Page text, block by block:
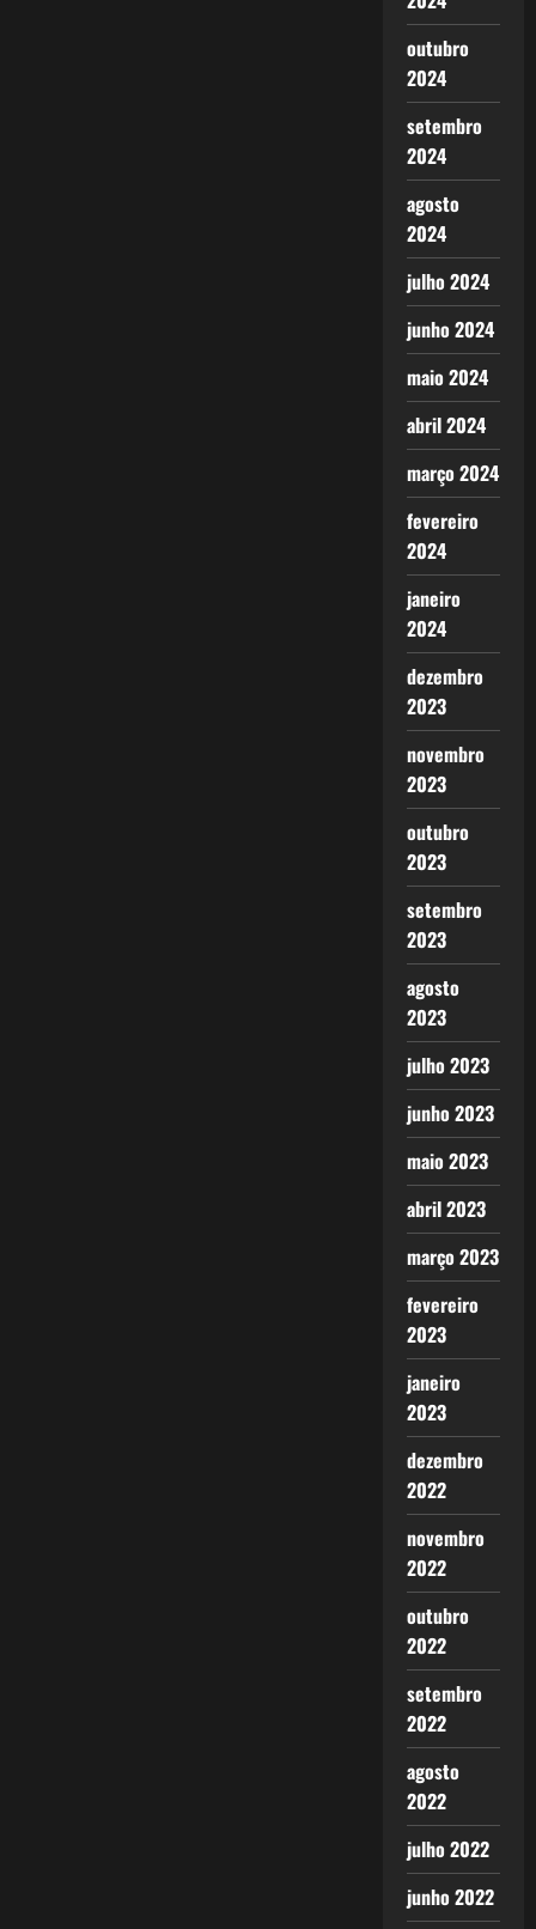
outubro
2024
setembro
2024
agosto
2024
julho 2024
junho 2024
maio 2024
abril 2024
março 2024
fevereiro
2024
janeiro
2024
dezembro
2023
novembro
2023
outubro
2023
setembro
2023
agosto
2023
julho 2023
junho 2023
maio 2023
abril 2023
março 2023
fevereiro
2023
janeiro
2023
dezembro
2022
novembro
2022
outubro
2022
setembro
2022
agosto
2022
julho 2022
junho 2022